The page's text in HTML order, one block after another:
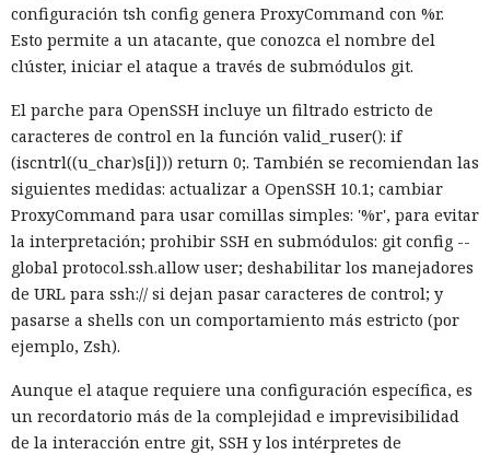
configuración tsh config genera ProxyCommand con %r.
Esto permite a un atacante, que conozca el nombre del
clúster, iniciar el ataque a través de submódulos git.
El parche para OpenSSH incluye un filtrado estricto de
caracteres de control en la función valid_ruser(): if
(iscntrl((u_char)s[i])) return 0;. También se recomiendan las
siguientes medidas: actualizar a OpenSSH 10.1; cambiar
ProxyCommand para usar comillas simples: '%r', para evitar
la interpretación; prohibir SSH en submódulos: git config --
global protocol.ssh.allow user; deshabilitar los manejadores
de URL para ssh:// si dejan pasar caracteres de control; y
pasarse a shells con un comportamiento más estricto (por
ejemplo, Zsh).
Aunque el ataque requiere una configuración específica, es
un recordatorio más de la complejidad e imprevisibilidad
de la interacción entre git, SSH y los intérpretes de